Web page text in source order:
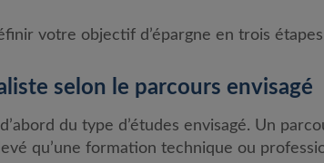
votre objectif d’épargne en trois
selon le parcours envisagé
du type d’études envisagé. Un
qu’une formation technique ou